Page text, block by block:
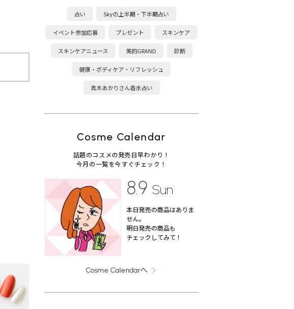
ョンの人気ネイル5選！
ベスコス受賞色＆春新色
の人気色は？2025秋冬限
定色・ベスコス受賞カラ
ーを紹介
占い Skyの上半期・下半期占い
イベント参加応募 プレゼント スキンケア
スキンケアニュース 美的GRAND 診断
健康・ボディケア・リフレッシュ
真木あかりさん香水占い
Cosme Calendar
話題のコスメの発売日早わかり！
今月の一覧を今すぐチェック！
8.9 Sun
本日発売の商品はありま
せん。
明日発売の商品も
チェックしてみて！
Cosme Calendarへ